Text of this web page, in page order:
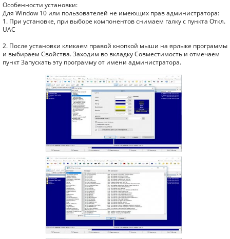
Особенности установки:
Для Window 10 или пользователей не имеющих прав администратора:
1. При установке, при выборе компонентов снимаем галку с пункта Откл.
UAC
2. После установки кликаем правой кнопкой мыши на ярлыке программы
и выбираем Свойства. Заходим во вкладку Совместимость и отмечаем
пункт Запускать эту программу от имени администратора.